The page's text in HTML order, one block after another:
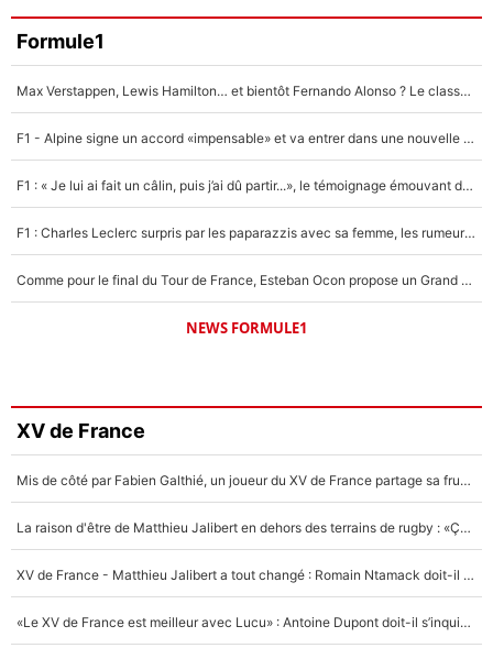
Formule1
Max Verstappen, Lewis Hamilton… et bientôt Fernando Alonso ? Le classement des pilotes les mieux payés en Formule 1 risque de changer !
F1 - Alpine signe un accord «impensable» et va entrer dans une nouvelle dimension : Grande nouvelle pour Pierre Gasly !
F1 : « Je lui ai fait un câlin, puis j’ai dû partir...», le témoignage émouvant de Max Verstappen sur sa fille
F1 : Charles Leclerc surpris par les paparazzis avec sa femme, les rumeurs étaient vraies !
Comme pour le final du Tour de France, Esteban Ocon propose un Grand Prix de Formule 1 à Paris : «Autour de l’Arc de Triomphe, ce serait génial» !
NEWS FORMULE1
XV de France
Mis de côté par Fabien Galthié, un joueur du XV de France partage sa frustration : «ils ne me l’ont pas dit tout de suite»
La raison d'être de Matthieu Jalibert en dehors des terrains de rugby : «Ça m'atteint autant que si tu touches à un membre de ma famille»
XV de France - Matthieu Jalibert a tout changé : Romain Ntamack doit-il s’inquiéter pour sa place à un an de la Coupe du monde ?
«Le XV de France est meilleur avec Lucu» : Antoine Dupont doit-il s’inquiéter pour sa place ?